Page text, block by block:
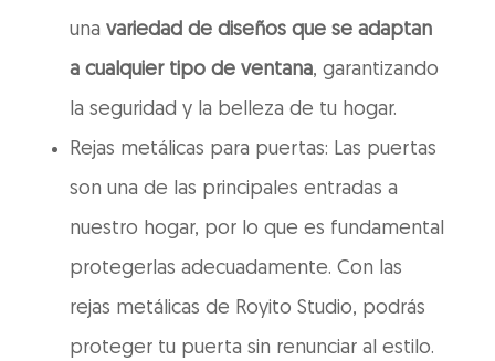
una variedad de diseños que se adaptan
a cualquier tipo de ventana, garantizando
la seguridad y la belleza de tu hogar.
Rejas metálicas para puertas: Las puertas
son una de las principales entradas a
nuestro hogar, por lo que es fundamental
protegerlas adecuadamente. Con las
rejas metálicas de Royito Studio, podrás
proteger tu puerta sin renunciar al estilo.